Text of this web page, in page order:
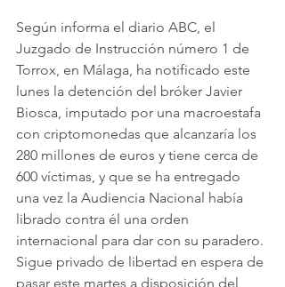
Según informa el diario ABC, el
Juzgado de Instrucción número 1 de
Torrox, en Málaga, ha notificado este
lunes la detención del bróker Javier
Biosca, imputado por una macroestafa
con criptomonedas que alcanzaría los
280 millones de euros y tiene cerca de
600 víctimas, y que se ha entregado
una vez la Audiencia Nacional había
librado contra él una orden
internacional para dar con su paradero.
Sigue privado de libertad en espera de
pasar este martes a disposición del